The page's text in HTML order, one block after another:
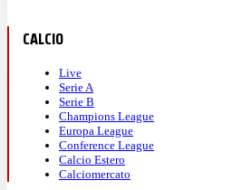
CALCIO
Live
Serie A
Serie B
Champions League
Europa League
Conference League
Calcio Estero
Calciomercato